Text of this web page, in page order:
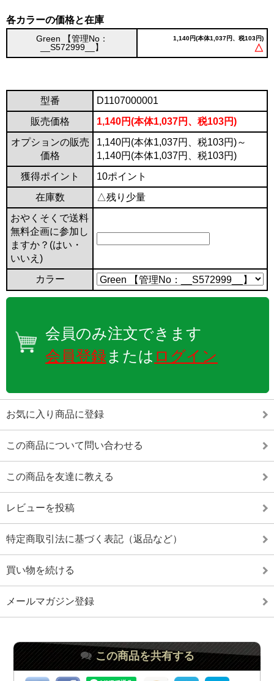
各カラーの価格と在庫
Green 【管理No：
__S572999__】
1,140円(本体1,037円、税103円)
△
型番
D1107000001
販売価格
1,140円(本体1,037円、税103円)
オプションの販売
価格
1,140円(本体1,037円、税103円)～
1,140円(本体1,037円、税103円)
獲得ポイント
10ポイント
在庫数
△残り少量
おやくそくで送料
無料企画に参加し
ますか？(はい・
いいえ)
カラー
会員のみ注文できます
会員登録または ログイン
お気に入り商品に登録
この商品について問い合わせる
この商品を友達に教える
レビューを投稿
特定商取引法に基づく表記（返品など）
買い物を続ける
メールマガジン登録
この商品を共有する